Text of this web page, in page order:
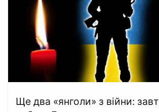
Ще два «янголи» з війни: